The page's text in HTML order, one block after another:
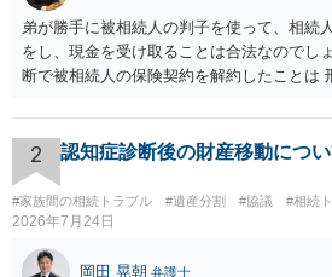
弟が勝手に被相続人の判子を使って、相続
をし、現金を受け取ることは合法なのでし
断で被相続人の保険契約を解約したことは
された書類のコピーを取得して、弁護士に
相談 されたら良いと思います。
2 認知症診断後の財産移動につ
#家族間の相続トラブル #遺産分割 #協議 #相続
2026年7月24日
岡田 晃朝 弁護士